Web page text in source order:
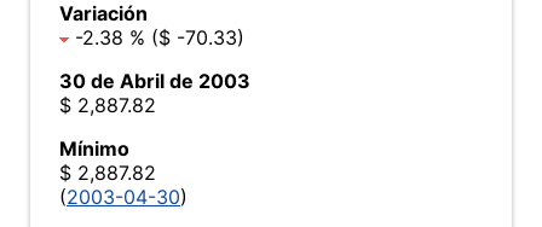
Variación
-2.38 % ($ -70.33)
30 de Abril de 2003
$ 2,887.82
Mínimo
$ 2,887.82
(2003-04-30)